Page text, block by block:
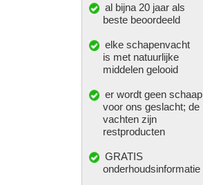
al bijna 20 jaar als
beste beoordeeld
elke schapenvacht
is met natuurlijke
middelen gelooid
er wordt geen schaap
voor ons geslacht; de
vachten zijn
restproducten
GRATIS
onderhoudsinformatie